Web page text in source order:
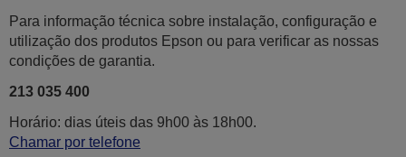
Para informação técnica sobre instalação, configuração e
utilização dos produtos Epson ou para verificar as nossas
condições de garantia.
213 035 400
Horário: dias úteis das 9h00 às 18h00.
Chamar por telefone